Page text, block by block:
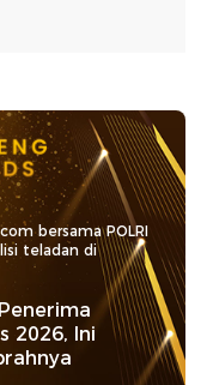
bersama POLRI
teladan di
2026, Ini